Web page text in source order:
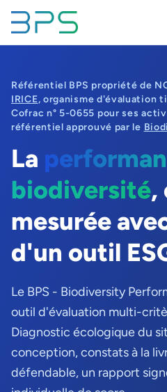
Référentiel BPS propriété de
IRICE, organisme d'évaluation
Cofrac n° 5-0655 pour ses
référentiel approuvé par le
La
biodiversité,
mesurée
d'un outil
Le BPS - Biodiversity
outil d'évaluation multi-
Diagnostic écologique du
conception, constats à la
défendable, un rapport